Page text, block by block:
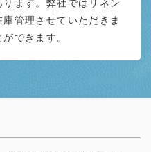
ます。弊社ではリネン
管理させていただきま
できます。